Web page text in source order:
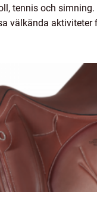
tennis och simning.
välkända aktiviteter